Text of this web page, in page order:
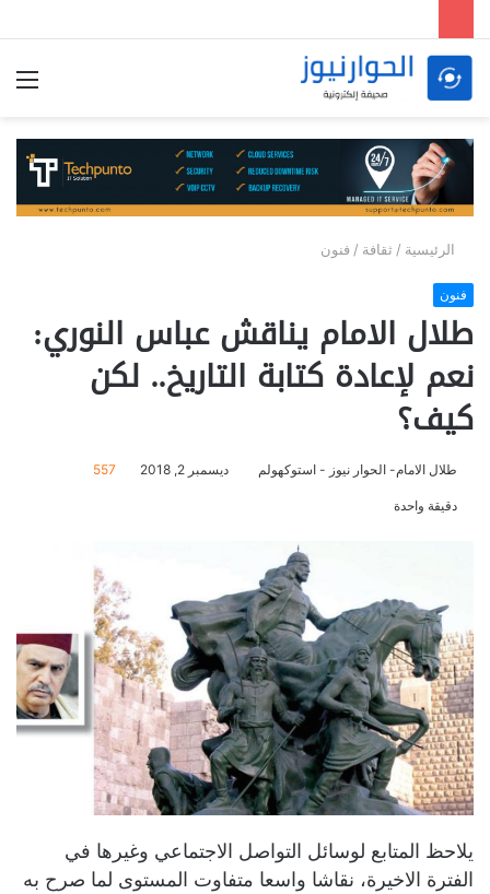
الرئيسية / ثقافة / فنون
فنون
طلال الامام يناقش عباس النوري:
نعم لإعادة كتابة التاريخ.. لكن
كيف؟
طلال الامام- الحوار نيوز - استوكهولم ديسمبر 2, 2018 557
دقيقة واحدة
يلاحظ المتابع لوسائل التواصل الاجتماعي وغيرها في
الفترة الاخيرة، نقاشا واسعا متفاوت المستوى لما صرح به